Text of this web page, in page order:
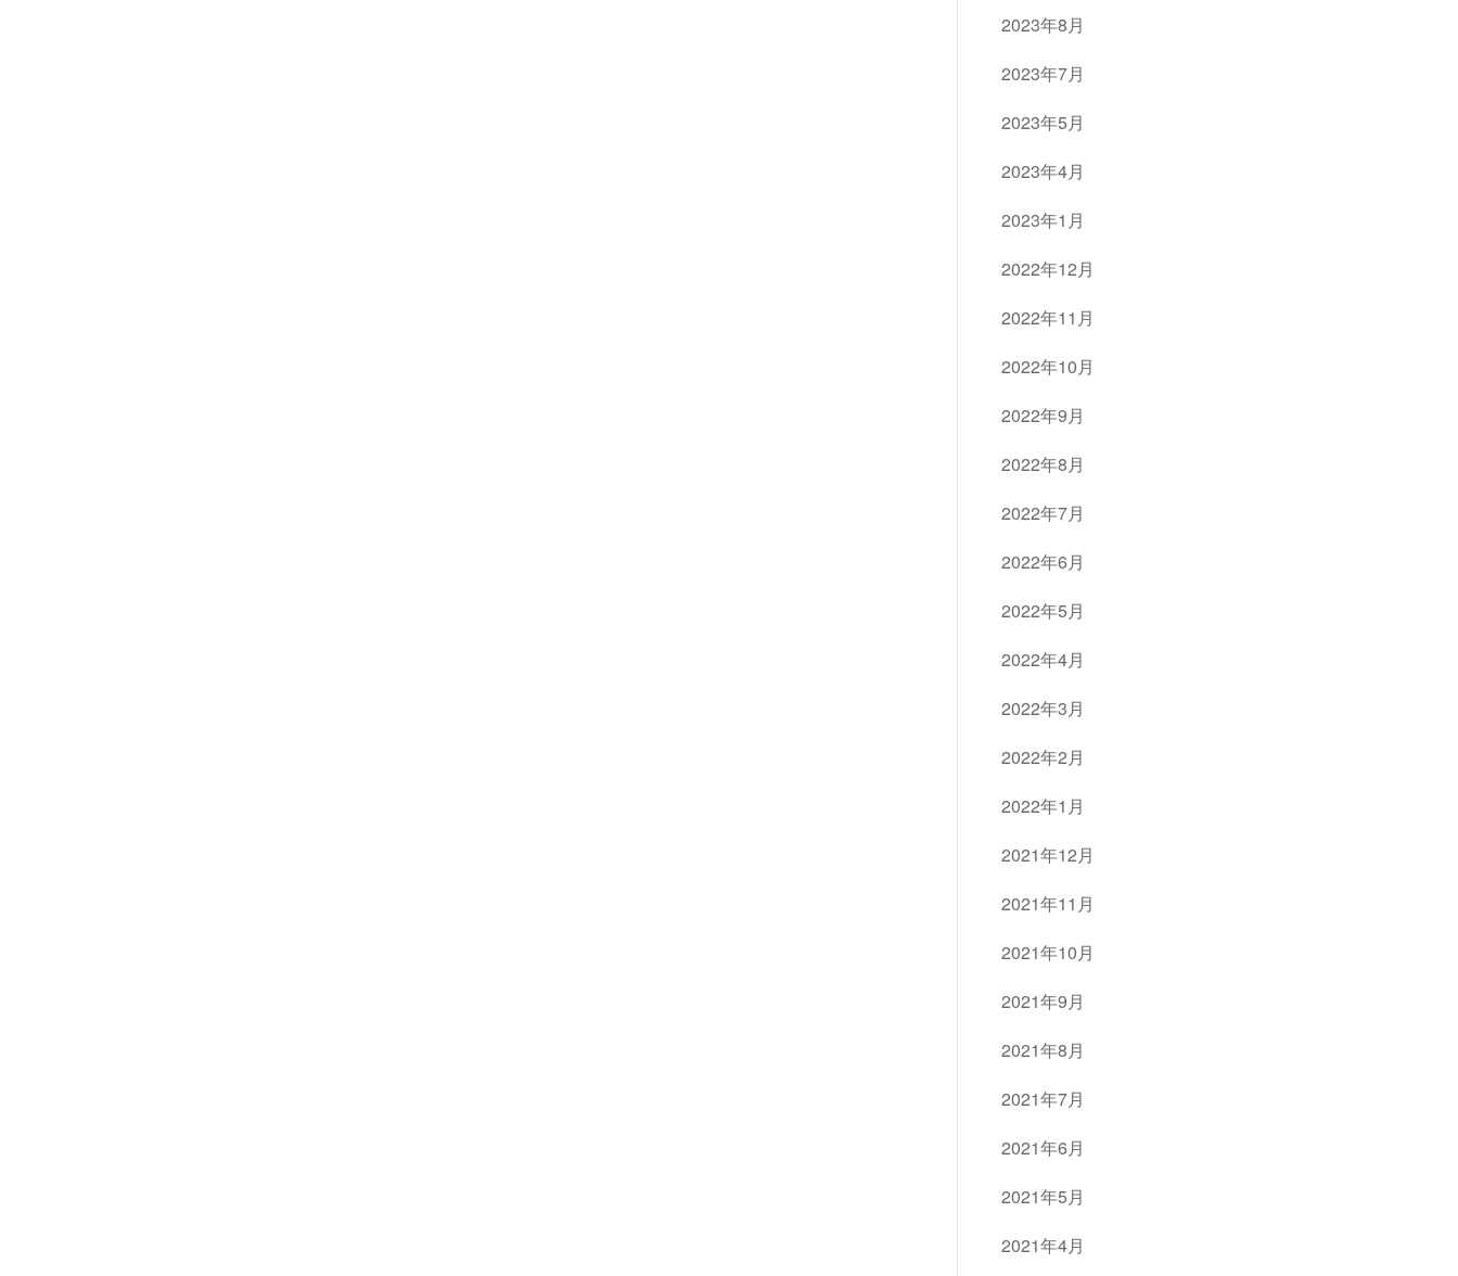
2023年8月
2023年7月
2023年5月
2023年4月
2023年1月
2022年12月
2022年11月
2022年10月
2022年9月
2022年8月
2022年7月
2022年6月
2022年5月
2022年4月
2022年3月
2022年2月
2022年1月
2021年12月
2021年11月
2021年10月
2021年9月
2021年8月
2021年7月
2021年6月
2021年5月
2021年4月